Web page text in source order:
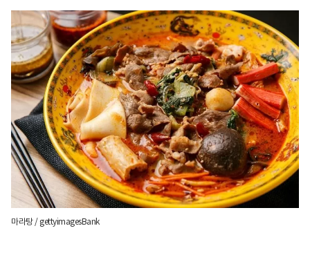
마라탕 / gettyimagesBank